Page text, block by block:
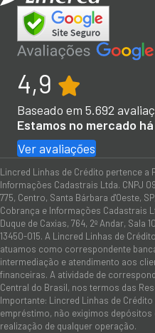
4,9
Baseado em 5.692
Estamos no mercado
Ver avaliações
Lincred Linhas de Crédito pertence a
Informações Cadastrais Ltda. CNPJ
775, Centro, Santa Bárbara d'Oeste,
Cobrança e Informações Cadastrais
Duque de Caxias, 764, 2º Andar, Sala
13450-015. A Lincred Linhas de
atuamos como correspondente
intermediação e atendimento aos
financeiras. A atividade de
Central do Brasil, nos termos das
Importante: Lincred Linhas de
empréstimo, não exigimos
realização de qualquer operação.